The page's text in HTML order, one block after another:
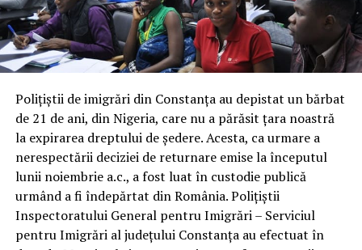
Poliţiştii de imigrări din Constanța au depistat un bărbat
de 21 de ani, din Nigeria, care nu a părăsit țara noastră
la expirarea dreptului de şedere. Acesta, ca urmare a
nerespectării deciziei de returnare emise la începutul
lunii noiembrie a.c., a fost luat în custodie publică
urmând a fi îndepărtat din România. Poliţiştii
Inspectoratului General pentru Imigrări – Serviciul
pentru Imigrări al judeţului Constanța au efectuat în